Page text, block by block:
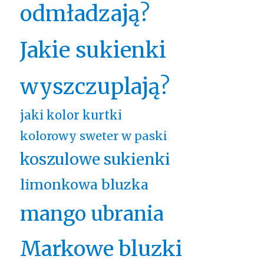
odmładzają?
Jakie sukienki
wyszczuplają?
jaki kolor kurtki
kolorowy sweter w paski
koszulowe sukienki
limonkowa bluzka
mango ubrania
Markowe bluzki